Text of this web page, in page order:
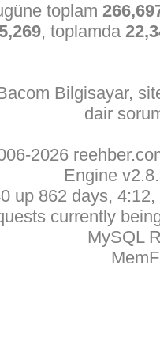
toplam
5,269, toplamda
Bilgisayar,
dair
2026
Engine
up 862 days,
currently
MySQL